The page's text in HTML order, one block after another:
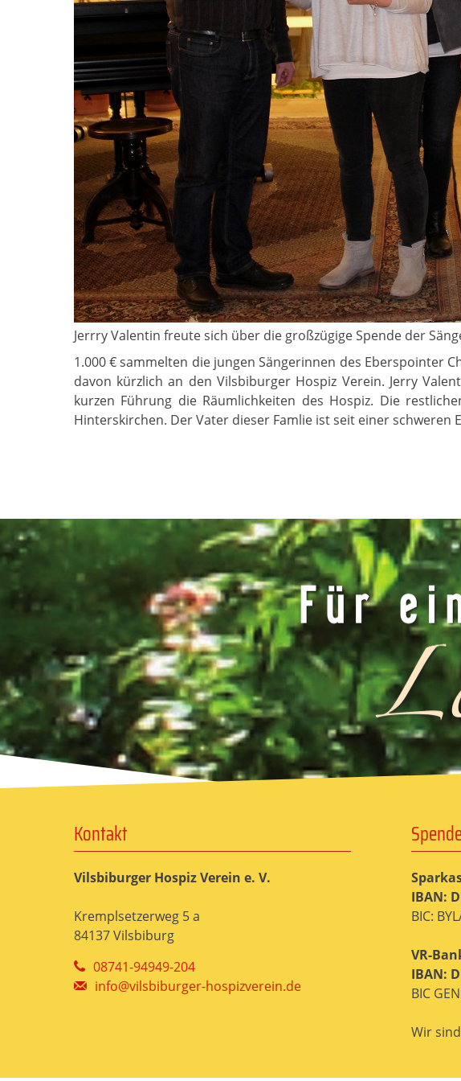
Jerrry Valentin freute sich über die großzügige Spende der
1.000 € sammelten die jungen Sängerinnen des Eberspointer
davon kürzlich an den Vilsbiburger Hospiz Verein. Jerry
kurzen Führung die Räumlichkeiten des Hospiz. Die
Hinterskirchen. Der Vater dieser Famlie ist seit einer schweren
Kontakt
Vilsbiburger Hospiz Verein e. V.
Kremplsetzerweg 5 a
84137 Vilsbiburg
08741-94949-204
info@vilsbiburger-hospizverein.de
IBAN:
BIC:
VR-
IBAN:
BIC
Wir